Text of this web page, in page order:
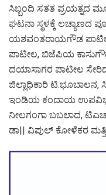
ಸಿಬ್ಬಂದಿ ಸತತ ಪ್ರಯತ್ನದ
ಘಟನಾ ಸ್ಥಳಕ್ಕೆ ಲಚ್ಯಾಣದ
ಯಶವಂತರಾಯಗೌಡ
ಪಾಟೀಲ, ಬಿಜೆಪಿಯ
ದಯಾಸಾಗರ ಪಾಟೀಲ
ಜಿಲ್ಲಾಧಿಕಾರಿ
ಇಂಡಿಯ ಕಂದಾಯ
ನೀಲಗಂಗಾ ಬಬಲಾದ,
ಡಾ|| ವಿಪುಲ್ ಕೋಳೆಕರ